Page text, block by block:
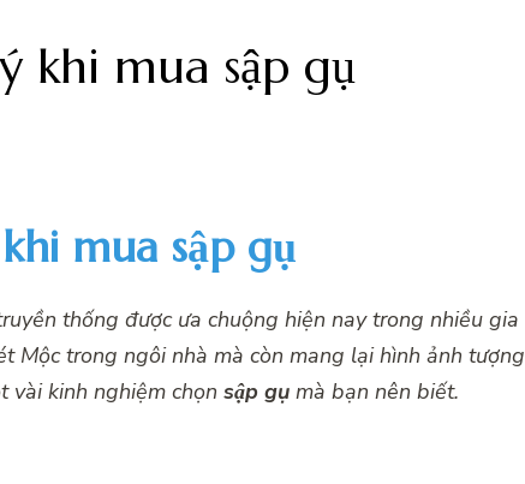
khi mua sập gụ
mua sập gụ
thống được ưa chuộng hiện nay trong nhiều gia
Mộc trong ngôi nhà mà còn mang lại hình ảnh tượng
vài kinh nghiệm chọn sập gụ mà bạn nên biết.